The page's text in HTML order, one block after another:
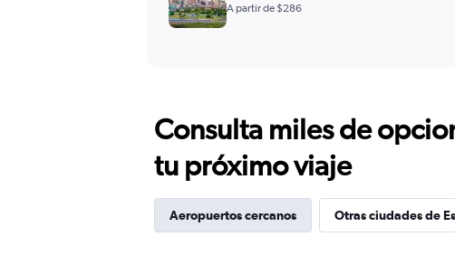
A partir de $286
Consulta miles de
tu próximo viaje
Aeropuertos cercanos Otras ciudades de